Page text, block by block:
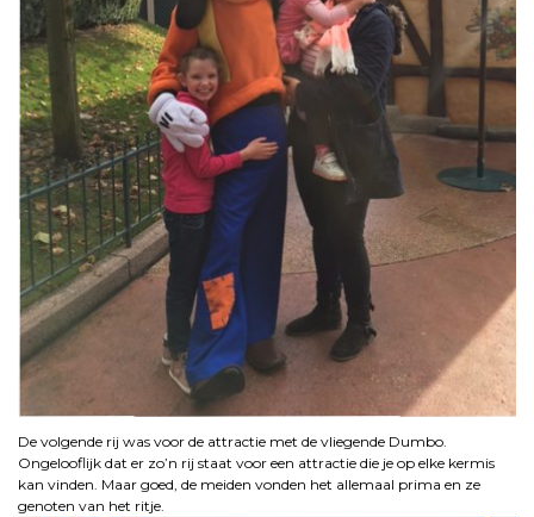
De volgende rij was voor de attractie met de vliegende Dumbo.
Ongelooflijk dat er zo’n rij staat voor een attractie die je op elke kermis
kan vinden. Maar goed, de meiden vonden het allemaal prima en ze
genoten van het ritje.